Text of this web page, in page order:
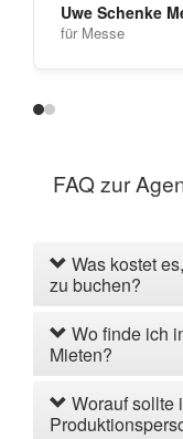
Uwe Schenke
für Messe
FAQ zur
Was kostet
zu buchen?
Wo finde ich
Mieten?
Worauf sollte